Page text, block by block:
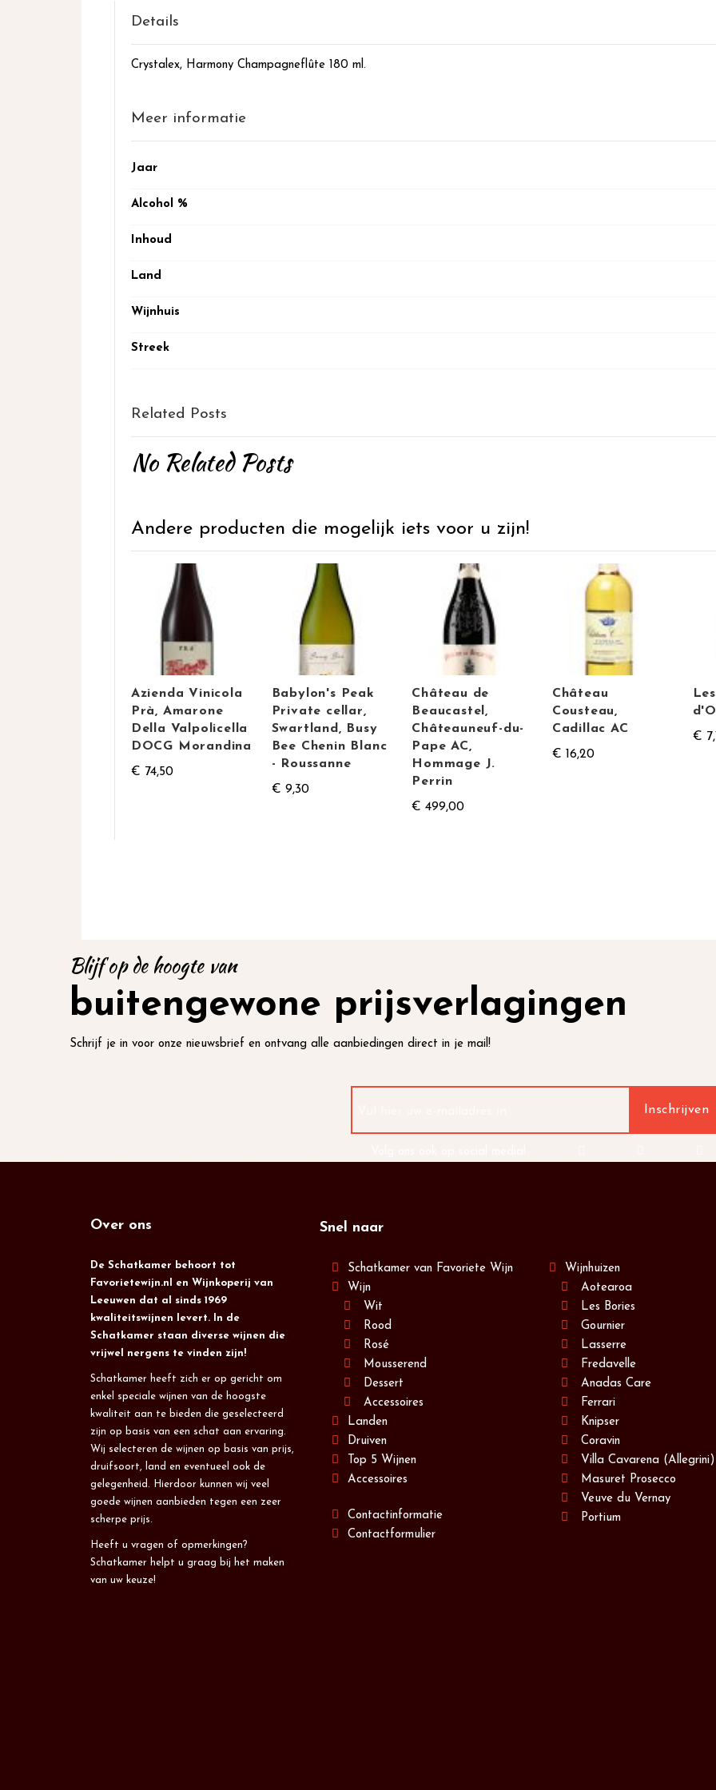
het
afbeeldingen-
Details
Crystalex, Harmony Champagneflûte 180 ml.
Meer informatie
Meer
Jaar
Alcohol %
Inhoud
Land
Wijnhuis
Streek
Related Posts
No Related Posts
Andere producten die mogelijk iets voor u zijn!
Azienda Vinicola
Prà, Amarone
Della Valpolicella
DOCG Morandina
€ 74,50
Babylon's Peak
Private cellar,
Swartland, Busy
Bee Chenin Blanc
- Roussanne
€ 9,30
Château de
Beaucastel,
Châteauneuf-du-
Pape AC,
Hommage J.
Perrin
€ 499,00
Château
Cousteau,
Cadillac AC
€ 16,20
€
Blijf op de hoogte van
buitengewone prijsverlagingen
Schrijf je in voor onze nieuwsbrief en ontvang alle aanbiedingen direct in je mail!
Over ons
De Schatkamer behoort tot
Favorietewijn.nl en Wijnkoperij van
Leeuwen dat al sinds 1969
kwaliteitswijnen levert. In de
Schatkamer staan diverse wijnen die
vrijwel nergens te vinden zijn!
Schatkamer heeft zich er op gericht om
enkel speciale wijnen van de hoogste
kwaliteit aan te bieden die geselecteerd
zijn op basis van een schat aan ervaring.
Wij selecteren de wijnen op basis van prijs,
druifsoort, land en eventueel ook de
gelegenheid. Hierdoor kunnen wij veel
goede wijnen aanbieden tegen een zeer
scherpe prijs.
Heeft u vragen of opmerkingen?
Schatkamer helpt u graag bij het maken
van uw keuze!
Snel naar
Schatkamer van Favoriete Wijn
Wijn
Wit
Rood
Rosé
Mousserend
Dessert
Accessoires
Landen
Druiven
Top 5 Wijnen
Accessoires
Contactinformatie
Contactformulier
Wijnhuizen
Aotearoa
Les Bories
Gournier
Lasserre
Fredavelle
Anadas Care
Ferrari
Knipser
Coravin
Villa Cavarena (Allegrini)
Masuret Prosecco
Veuve du Vernay
Portium